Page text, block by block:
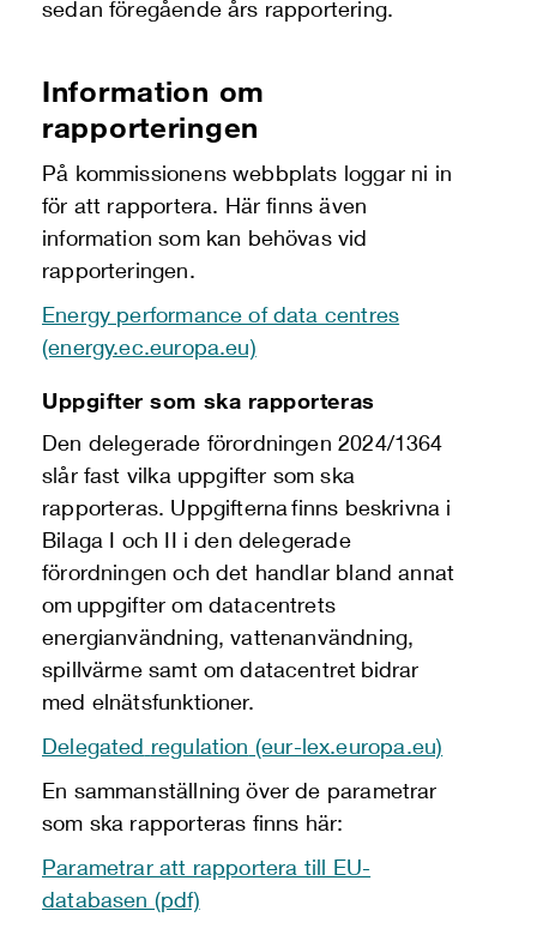
sedan föregående års rapportering.
Information om
rapporteringen
På kommissionens webbplats loggar ni in
för att rapportera. Här finns även
information som kan behövas vid
rapporteringen.
Energy performance of data centres
(energy.ec.europa.eu)
Uppgifter som ska rapporteras
Den delegerade förordningen 2024/1364
slår fast vilka uppgifter som ska
rapporteras. Uppgifterna finns beskrivna i
Bilaga I och II i den delegerade
förordningen och det handlar bland annat
om uppgifter om datacentrets
energianvändning, vattenanvändning,
spillvärme samt om datacentret bidrar
med elnätsfunktioner.
Delegated regulation (eur-lex.europa.eu)
En sammanställning över de parametrar
som ska rapporteras finns här:
Parametrar att rapportera till EU-
databasen (pdf)